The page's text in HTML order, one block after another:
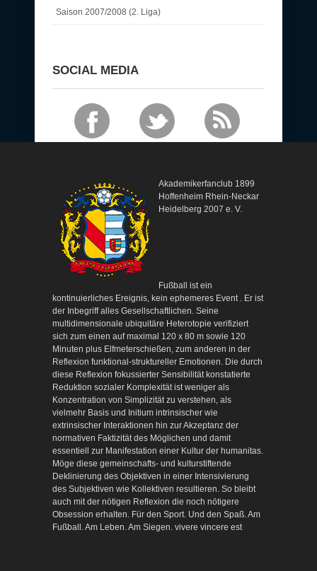
Saison 2007/2008 (2. Liga)
SOCIAL MEDIA
Akademikerfanclub 1899
Hoffenheim Rhein-Neckar
Heidelberg 2007 e. V.
Fußball ist ein
kontinuierliches Ereignis, kein ephemeres Event . Er ist
der Inbegriff alles Gesellschaftlichen. Seine
multidimensionale ubiquitäre Heterotopie verifiziert
sich zum einen auf maximal 120 x 80 m sowie 120
Minuten plus Elfmeterschießen, zum anderen in der
Reflexion funktional-struktureller Emotionen. Die durch
diese Reflexion fokussierter Sensibilität konstatierte
Reduktion sozialer Komplexität ist weniger als
Konzentration von Simplizität zu verstehen, als
vielmehr Basis und Initium intrinsischer wie
extrinsischer Interaktionen hin zur Akzeptanz der
normativen Faktizität des Möglichen und damit
essentiell zur Manifestation einer Kultur der humanitas.
Möge diese gemeinschafts- und kulturstiftende
Deklinierung des Objektiven in einer Intensivierung
des Subjektiven wie Kollektiven resultieren. So bleibt
auch mit der nötigen Reflexion die noch nötigere
Obsession erhalten. Für den Sport. Und den Spaß. Am
Fußball. Am Leben. Am Siegen. vivere vincere est